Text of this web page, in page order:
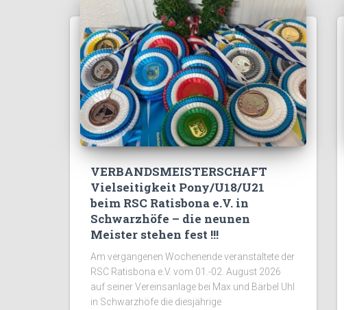
VERBANDSMEISTERSCHAFT
Vielseitigkeit Pony/U18/U21
beim RSC Ratisbona e.V. in
Schwarzhöfe – die neunen
Meister stehen fest !!!
Am vergangenen Wochenende veranstaltete der
RSC Ratisbona e.V. vom 01.-02. August 2026
auf seiner Vereinsanlage bei Max und Bärbel Uhl
in Schwarzhöfe die diesjährige